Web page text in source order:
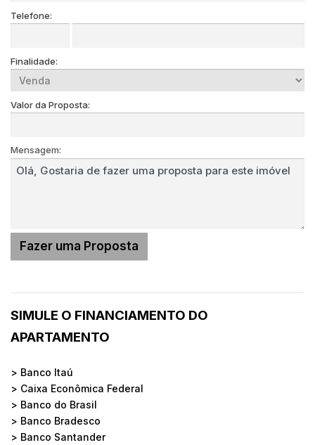
Telefone:
Finalidade:
Valor da Proposta:
Mensagem:
SIMULE O FINANCIAMENTO DO
APARTAMENTO
> Banco Itaú
> Caixa Econômica Federal
> Banco do Brasil
> Banco Bradesco
> Banco Santander